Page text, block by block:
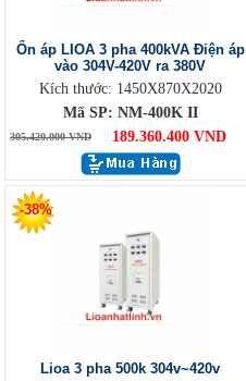
Ổn áp LIOA 3 pha 400kVA Điện áp
vào 304V-420V ra 380V
Kích thước: 1450X870X2020
Mã SP: NM-400K II
305.420.000 VND 189.360.400 VND
-38%
Lioa 3 pha 500k 304v~420v